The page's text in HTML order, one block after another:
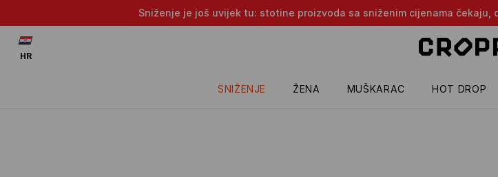
Sniženje je još uvijek tu: stotine proizvoda sa sniženim cijenama čekaju,
SNIŽENJE ŽENA MUŠKARAC HOT DROP
HR